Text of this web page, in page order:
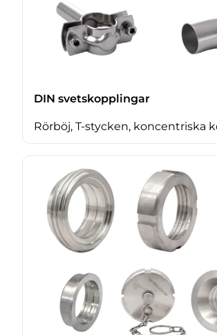
DIN svetskopplingar
Rörböj, T-stycken, koncentriska